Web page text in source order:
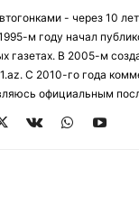
- через 10
м году начал
газетах. В 2005-м
С 2010-го года
официальным